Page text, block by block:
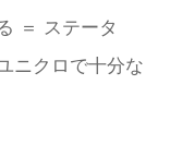
＝ ステータ
ニクロで十分な